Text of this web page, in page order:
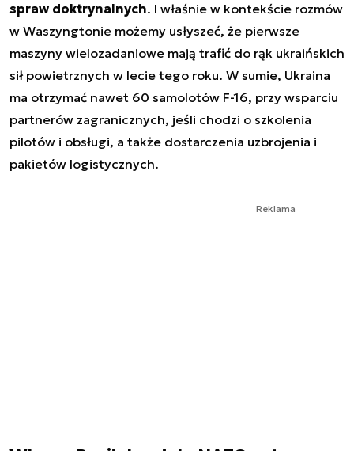
spraw doktrynalnych. I właśnie w kontekście rozmów
w Waszyngtonie możemy usłyszeć, że pierwsze
maszyny wielozadaniowe mają trafić do rąk ukraińskich
sił powietrznych w lecie tego roku. W sumie, Ukraina
ma otrzymać nawet 60 samolotów F-16, przy wsparciu
partnerów zagranicznych, jeśli chodzi o szkolenia
pilotów i obsługi, a także dostarczenia uzbrojenia i
pakietów logistycznych.
Reklama